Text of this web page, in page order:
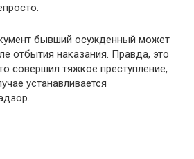
бывший осужденный может
отбытия наказания. Правда, это
совершил тяжкое преступление,
устанавливается